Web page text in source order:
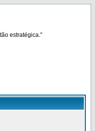
estratégica."